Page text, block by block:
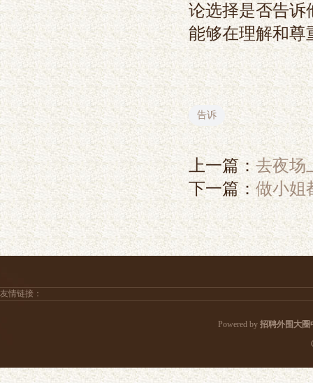
论选择是否告诉
能够在理解和尊
告诉
上一篇：去夜场
下一篇：做小姐
友情链接：
Powered by 招聘外围大圈